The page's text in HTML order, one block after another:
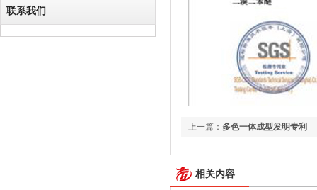
联系我们
上一篇： 多色一体成型发明专利
相关内容